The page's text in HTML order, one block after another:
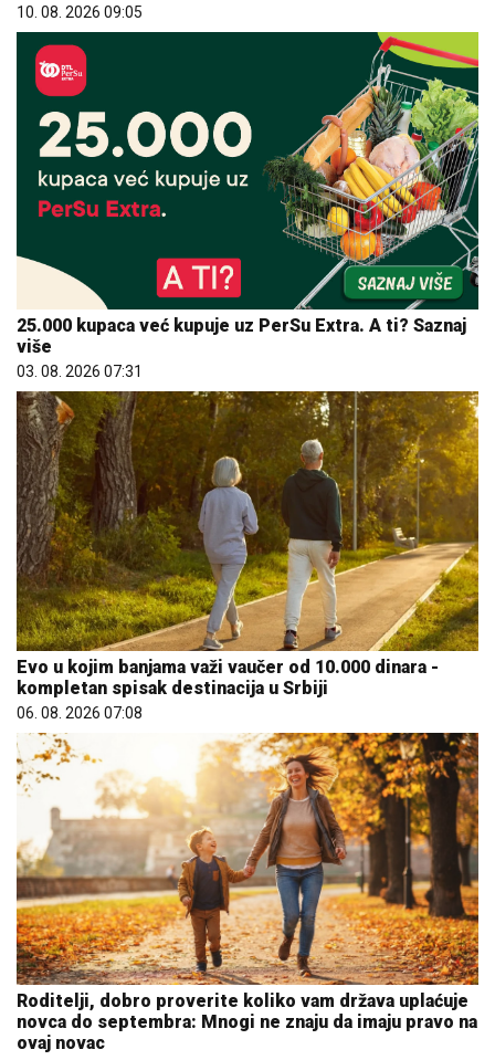
10. 08. 2026 09:05
25.000 kupaca već kupuje uz PerSu Extra. A ti? Saznaj
više
03. 08. 2026 07:31
Evo u kojim banjama važi vaučer od 10.000 dinara -
kompletan spisak destinacija u Srbiji
06. 08. 2026 07:08
Roditelji, dobro proverite koliko vam država uplaćuje
novca do septembra: Mnogi ne znaju da imaju pravo na
ovaj novac